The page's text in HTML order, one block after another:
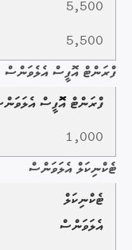
5,500
5,500
ފްރަންޓް އޮފީސް އެލެވަންސް
ފްރަންޓް އޮޮފީސް
1,000
ޓެކްނިކަލް އެލަވަންސް
ޓެކްނިކަލް
އެލަވަންސް